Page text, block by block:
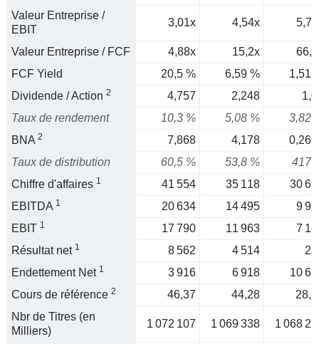
Valeur Entreprise /
EBIT
3,01x 4,54x
Valeur Entreprise / FCF 4,88x 15,2x
FCF Yield
20,5 % 6,59 %
1,51
Dividende / Action 2 4,757 2,248
Taux de rendement
10,3 % 5,08 %
3,82
BNA 2 7,868 4,178
Taux de distribution
60,5 % 53,8 %
417
Chiffre d'affaires 1 41 554 35 118
30
EBITDA 1 20 634 14 495
9
EBIT 1 17 790 11 963
7
Résultat net 1 8 562 4 514
Endettement Net 1 3 916 6 918
10
Cours de référence 2 46,37 44,28
Nbr de Titres (en
Milliers)
1 072 107 1 069 338 1 068